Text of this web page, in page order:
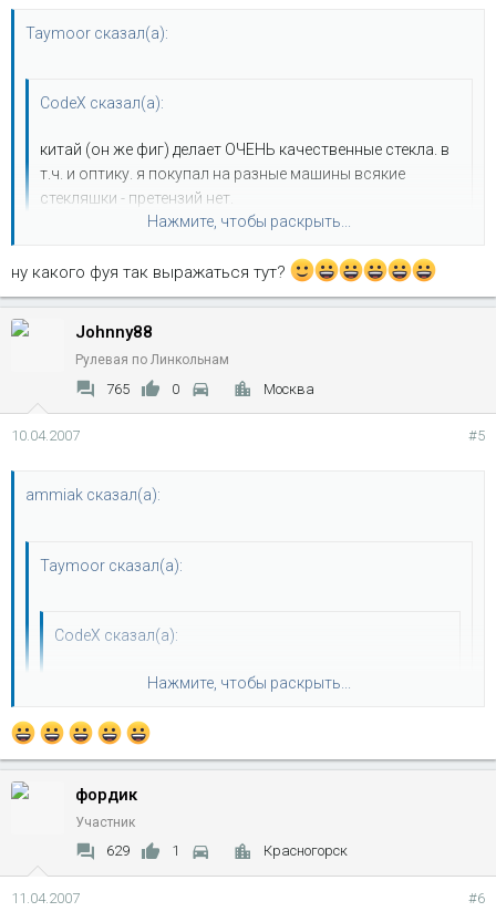
Taymoor сказал(а):
CodeX сказал(а):
китай (он же фиг) делает ОЧЕНЬ качественные стекла. в
т.ч. и оптику. я покупал на разные машины всякие
стекляшки - претензий нет.
ФУЯ!
Нажмите, чтобы раскрыть...
ну какого фуя так выражаться тут?
Johnny88
Рулевая по Линкольнам
765 0 Москва
10.04.2007 #5
ammiak сказал(а):
Taymoor сказал(а):
CodeX сказал(а):
китай (он же фиг) делает ОЧЕНЬ качественные
всякие стекляшки - претензий нет.
ну какого фуя так выражаться тут?
Нажмите, чтобы раскрыть...
фордик
Участник
629 1 Красногорск
11.04.2007 #6